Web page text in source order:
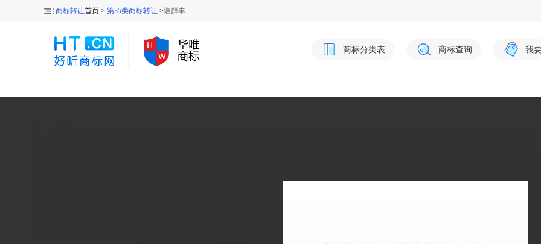
商标转让首页 > 第35类商标转让 >隆鲜丰
商标分类表 商标查询 我